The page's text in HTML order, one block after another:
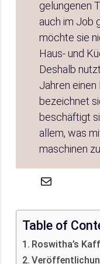
gelungenen
auch im Job
möchte sie
Haus- und
Deshalb
Jahren
bezeichnet
beschäftigt
allem, was
maschinen
E-Mail
Table of
Roswitha’s